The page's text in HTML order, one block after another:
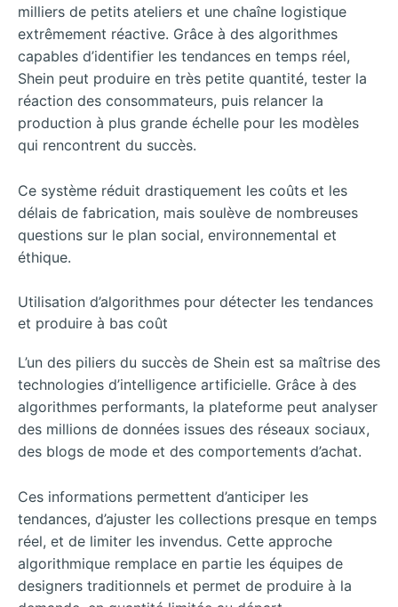
milliers de petits ateliers et une chaîne logistique
extrêmement réactive. Grâce à des algorithmes
capables d’identifier les tendances en temps réel,
Shein peut produire en très petite quantité, tester la
réaction des consommateurs, puis relancer la
production à plus grande échelle pour les modèles
qui rencontrent du succès.
Ce système réduit drastiquement les coûts et les
délais de fabrication, mais soulève de nombreuses
questions sur le plan social, environnemental et
éthique.
Utilisation d’algorithmes pour détecter les tendances
et produire à bas coût
L’un des piliers du succès de Shein est sa maîtrise des
technologies d’intelligence artificielle. Grâce à des
algorithmes performants, la plateforme peut analyser
des millions de données issues des réseaux sociaux,
des blogs de mode et des comportements d’achat.
Ces informations permettent d’anticiper les
tendances, d’ajuster les collections presque en temps
réel, et de limiter les invendus. Cette approche
algorithmique remplace en partie les équipes de
designers traditionnels et permet de produire à la